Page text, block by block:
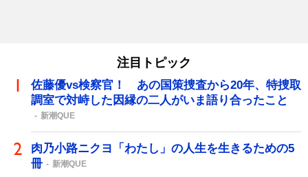
注目トピック
佐藤優vs検察官！ あの国策捜査から20年、特捜取
調室で対峙した因縁の二人がいま語り合ったこと
新潮QUE
肉乃小路ニクヨ「わたし」の人生を生きるための5
冊
新潮QUE